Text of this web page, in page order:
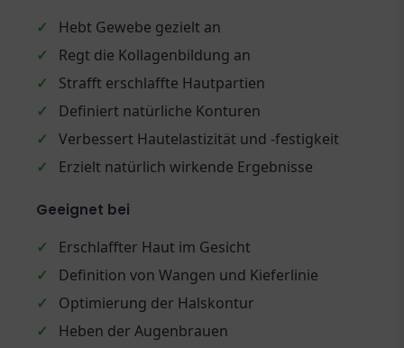
✓
Hebt Gewebe gezielt an
✓
Regt die Kollagenbildung an
✓
Strafft erschlaffte Hautpartien
✓
Definiert natürliche Konturen
✓
Verbessert Hautelastizität und -festigkeit
✓
Erzielt natürlich wirkende Ergebnisse
Geeignet bei
✓
Erschlaffter Haut im Gesicht
✓
Definition von Wangen und Kieferlinie
✓
Optimierung der Halskontur
✓
Heben der Augenbrauen